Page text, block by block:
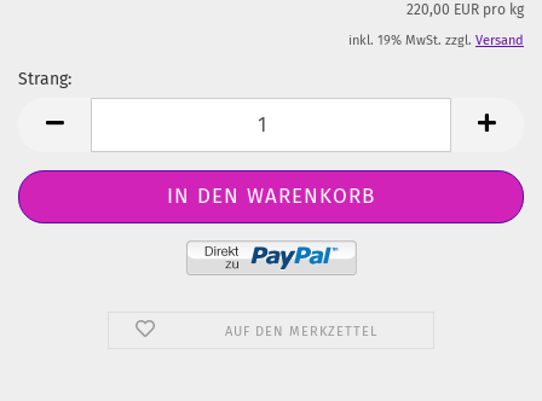
220,00 EUR pro kg
inkl. 19% MwSt. zzgl. Versand
Strang:
AUF DEN MERKZETTEL